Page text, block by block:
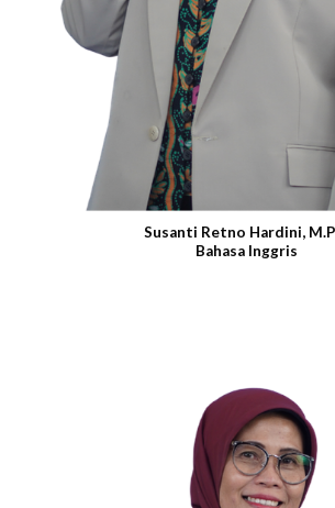
Susanti Retno Hardini,
Bahasa Inggris